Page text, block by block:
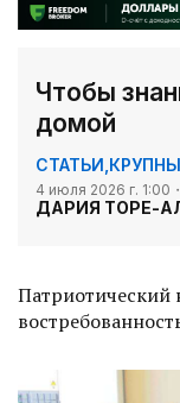
Чтобы
домой
СТАТЬИ
4 июля 2026 г. 1:00
ДАРИЯ ТОРЕ-
Патриотический